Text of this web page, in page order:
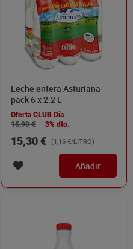
Leche entera Asturiana
pack 6 x 2.2 L
Oferta CLUB Dia
15,90 €
3% dto.
15,30 € (1,16 €/LITRO)
Añadir